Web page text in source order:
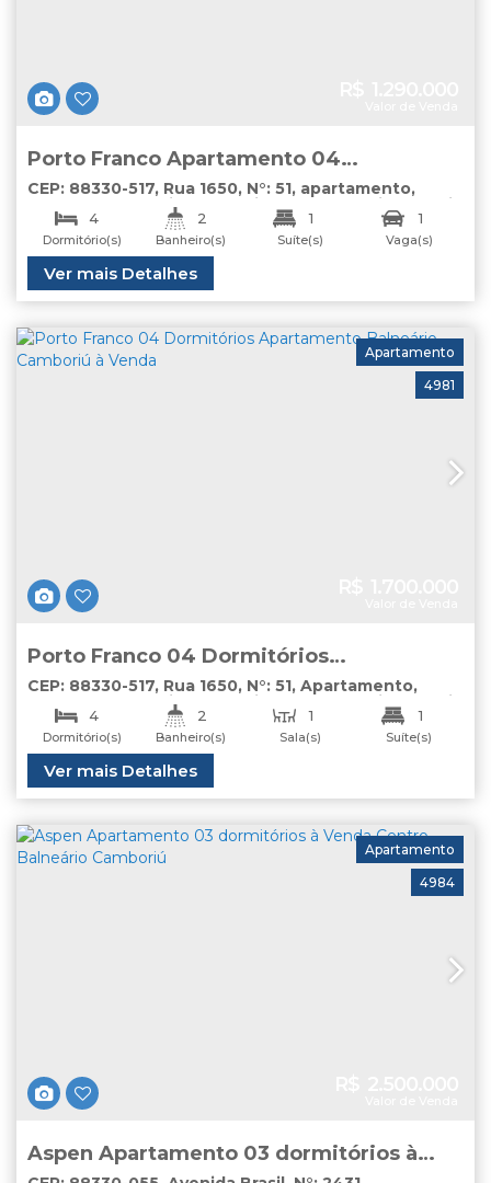
Porto Franco Apartamento 04
dormitórios Venda Balneário Camboriú
CEP: 88330-517, Rua 1650, N°: 51, apartamento,
Balneário Camboriú ,Santa Catarina Brasil
4
Dormitório(s)
2
Banheiro(s)
1
Suíte(s)
Total:
160 .00m²
1
Vaga(s)
Útil:
125.00
Ver mais Detalhes
4981
Apartamento
Porto Franco 04 Dormitórios
Apartamento Balneário Camboriú à
Venda
CEP: 88330-517, Rua 1650, N°: 51, Apartamento,
Balneário Camboriú Santa Catarina Brasil
4
Dormitório(s)
2
Banheiro(s)
1
Sala(s)
1
Suíte(s)
Total:
160.00
1
Vaga(s)
Ver mais Detalhes
4984
Apartamento
Aspen Apartamento 03 dormitórios à